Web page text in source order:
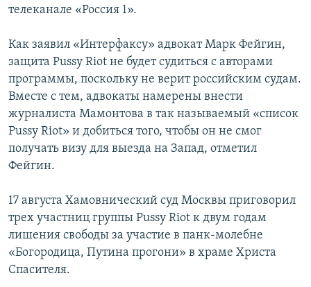
Все сайты РСЕ/РС
телеканале «Россия 1».
Как заявил «Интерфаксу» адвокат Марк Фейгин,
защита Pussy Riot не будет судиться с авторами
программы, поскольку не верит российским судам.
Вместе с тем, адвокаты намерены внести
журналиста Мамонтова в так называемый «список
Pussy Riot» и добиться того, чтобы он не смог
получать визу для выезда на Запад, отметил
Фейгин.
17 августа Хамовнический суд Москвы приговорил
трех участниц группы Pussy Riot к двум годам
лишения свободы за участие в панк-молебне
«Богородица, Путина прогони» в храме Христа
Спасителя.